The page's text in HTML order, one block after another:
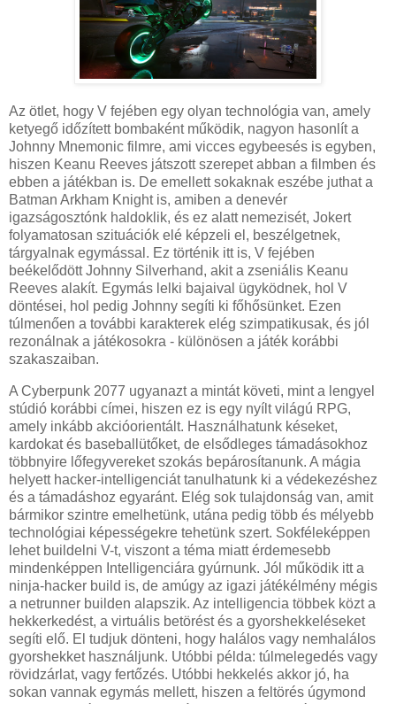
Az ötlet, hogy V fejében egy olyan technológia van, amely
ketyegő időzített bombaként működik, nagyon hasonlít a
Johnny Mnemonic filmre, ami vicces egybeesés is egyben,
hiszen Keanu Reeves játszott szerepet abban a filmben és
ebben a játékban is. De emellett sokaknak eszébe juthat a
Batman Arkham Knight is, amiben a denevér
igazságosztónk haldoklik, és ez alatt nemezisét, Jokert
folyamatosan szituációk elé képzeli el, beszélgetnek,
tárgyalnak egymással. Ez történik itt is, V fejében
beékelődött Johnny Silverhand, akit a zseniális Keanu
Reeves alakít. Egymás lelki bajaival ügyködnek, hol V
döntései, hol pedig Johnny segíti ki főhősünket. Ezen
túlmenően a további karakterek elég szimpatikusak, és jól
rezonálnak a játékosokra - különösen a játék korábbi
szakaszaiban.
A Cyberpunk 2077 ugyanazt a mintát követi, mint a lengyel
stúdió korábbi címei, hiszen ez is egy nyílt világú RPG,
amely inkább akcióorientált. Használhatunk késeket,
kardokat és baseballütőket, de elsődleges támadásokhoz
többnyire lőfegyvereket szokás bepárosítanunk. A mágia
helyett hacker-intelligenciát tanulhatunk ki a védekezéshez
és a támadáshoz egyaránt. Elég sok tulajdonság van, amit
bármikor szintre emelhetünk, utána pedig több és mélyebb
technológiai képességekre tehetünk szert. Sokféleképpen
lehet buildelni V-t, viszont a téma miatt érdemesebb
mindenképpen Intelligenciára gyúrnunk. Jól működik itt a
ninja-hacker build is, de amúgy az igazi játékélmény mégis
a netrunner builden alapszik. Az intelligencia többek közt a
hekkerkedést, a virtuális betörést és a gyorshekkeléseket
segíti elő. El tudjuk dönteni, hogy halálos vagy nemhalálos
gyorshekket használjunk. Utóbbi példa: túlmelegedés vagy
rövidzárlat, vagy fertőzés. Utóbbi hekkelés akkor jó, ha
sokan vannak egymás mellett, hiszen a feltörés úgymond